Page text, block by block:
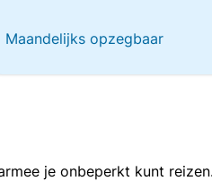
Maandelijks opzegbaar
je onbeperkt kunt